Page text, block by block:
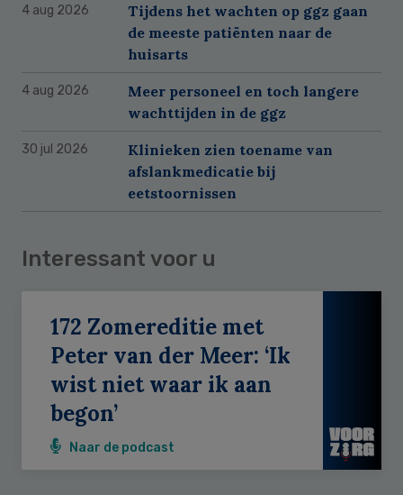
4 aug 2026
Tijdens het wachten op ggz gaan
de meeste patiënten naar de
huisarts
4 aug 2026
Meer personeel en toch langere
wachttijden in de ggz
30 jul 2026
Klinieken zien toename van
afslankmedicatie bij
eetstoornissen
Interessant voor u
172 Zomereditie met
Peter van der Meer: ‘Ik
wist niet waar ik aan
begon’
Naar de podcast